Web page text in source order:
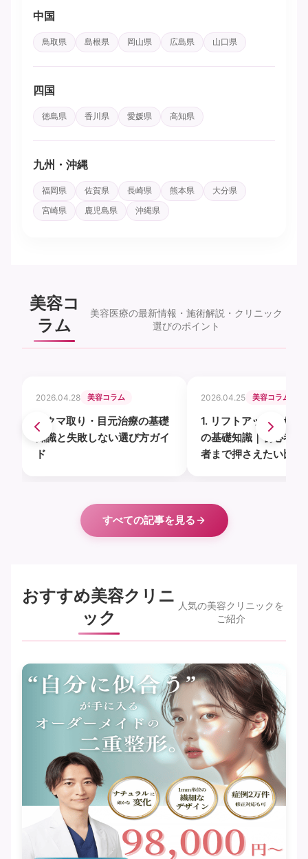
中国
鳥取県 島根県 岡山県 広島県 山口県
四国
徳島県 香川県 愛媛県 高知県
九州・沖縄
福岡県 佐賀県 長崎県 熊本県
大分県
宮崎県
鹿児島県 沖縄県
美容コ
ラム
美容医療の最新情報・施術解説・クリニック
選びのポイント
2026.04.28 美容コラム
1. クマ取り・目元治療の基礎
知識と失敗しない選び方ガイ
ド
2026.04.25 美容コラム
1. リフトアップ・たる
の基礎知識｜初心者か
者まで押さえたい比較
すべての記事を見る
おすすめ美容クリニ
ック
人気の美容クリニックを
ご紹介